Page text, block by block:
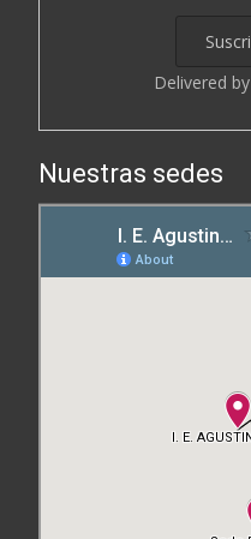
Delivered by
Nuestras sedes